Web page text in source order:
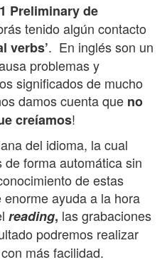
Preliminary de
tenido algún contacto
verbs’. En inglés son un
problemas y
significados de mucho
damos cuenta que no
creíamos!
del idioma, la cual
forma automática sin
de estas
ayuda a la hora
reading, las grabaciones
podremos realizar
más facilidad.